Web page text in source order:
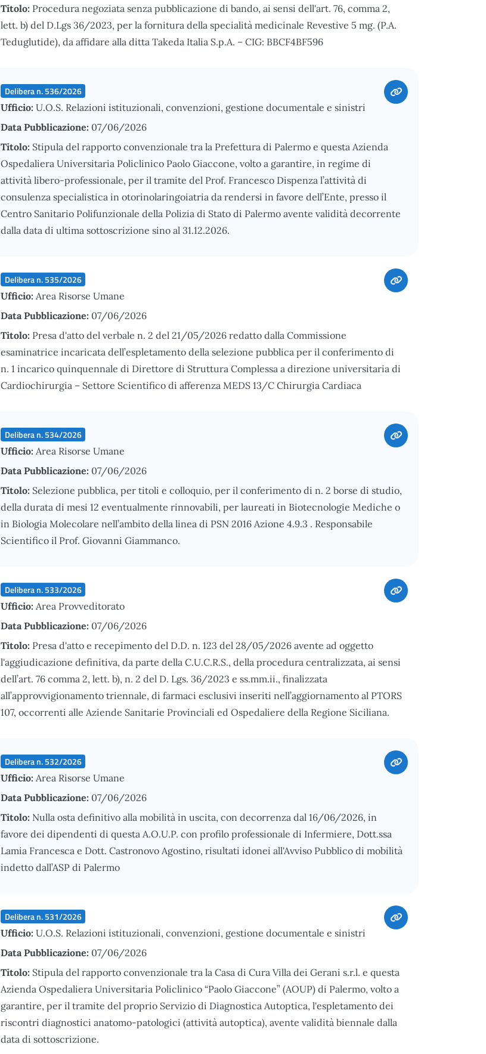
Titolo: Procedura negoziata senza pubblicazione di bando, ai sensi dell'art. 76, comma 2,
lett. b) del D.Lgs 36/2023, per la fornitura della specialità medicinale Revestive 5 mg. (P.A.
Teduglutide), da affidare alla ditta Takeda Italia S.p.A. – CIG: BBCF4BF596
Delibera n. 536/2026
Ufficio: U.O.S. Relazioni istituzionali, convenzioni, gestione documentale e sinistri
Data Pubblicazione: 07/06/2026
Titolo: Stipula del rapporto convenzionale tra la Prefettura di Palermo e questa Azienda
Ospedaliera Universitaria Policlinico Paolo Giaccone, volto a garantire, in regime di
attività libero-professionale, per il tramite del Prof. Francesco Dispenza l’attività di
consulenza specialistica in otorinolaringoiatria da rendersi in favore dell’Ente, presso il
Centro Sanitario Polifunzionale della Polizia di Stato di Palermo avente validità decorrente
dalla data di ultima sottoscrizione sino al 31.12.2026.
Delibera n. 535/2026
Ufficio: Area Risorse Umane
Data Pubblicazione: 07/06/2026
Titolo: Presa d'atto del verbale n. 2 del 21/05/2026 redatto dalla Commissione
esaminatrice incaricata dell’espletamento della selezione pubblica per il conferimento di
n. 1 incarico quinquennale di Direttore di Struttura Complessa a direzione universitaria di
Cardiochirurgia – Settore Scientifico di afferenza MEDS 13/C Chirurgia Cardiaca
Delibera n. 534/2026
Ufficio: Area Risorse Umane
Data Pubblicazione: 07/06/2026
Titolo: Selezione pubblica, per titoli e colloquio, per il conferimento di n. 2 borse di studio,
della durata di mesi 12 eventualmente rinnovabili, per laureati in Biotecnologie Mediche o
in Biologia Molecolare nell’ambito della linea di PSN 2016 Azione 4.9.3 . Responsabile
Scientifico il Prof. Giovanni Giammanco.
Delibera n. 533/2026
Ufficio: Area Provveditorato
Data Pubblicazione: 07/06/2026
Titolo: Presa d'atto e recepimento del D.D. n. 123 del 28/05/2026 avente ad oggetto
l'aggiudicazione definitiva, da parte della C.U.C.R.S., della procedura centralizzata, ai sensi
dell’art. 76 comma 2, lett. b), n. 2 del D. Lgs. 36/2023 e ss.mm.ii., finalizzata
all’approvvigionamento triennale, di farmaci esclusivi inseriti nell’aggiornamento al PTORS
107, occorrenti alle Aziende Sanitarie Provinciali ed Ospedaliere della Regione Siciliana.
Delibera n. 532/2026
Ufficio: Area Risorse Umane
Data Pubblicazione: 07/06/2026
Titolo: Nulla osta definitivo alla mobilità in uscita, con decorrenza dal 16/06/2026, in
favore dei dipendenti di questa A.O.U.P. con profilo professionale di Infermiere, Dott.ssa
Lamia Francesca e Dott. Castronovo Agostino, risultati idonei all'Avviso Pubblico di mobilità
indetto dall’ASP di Palermo
Delibera n. 531/2026
Ufficio: U.O.S. Relazioni istituzionali, convenzioni, gestione documentale e sinistri
Data Pubblicazione: 07/06/2026
Titolo: Stipula del rapporto convenzionale tra la Casa di Cura Villa dei Gerani s.r.l. e questa
Azienda Ospedaliera Universitaria Policlinico “Paolo Giaccone” (AOUP) di Palermo, volto a
garantire, per il tramite del proprio Servizio di Diagnostica Autoptica, l'espletamento dei
riscontri diagnostici anatomo-patologici (attività autoptica), avente validità biennale dalla
data di sottoscrizione.